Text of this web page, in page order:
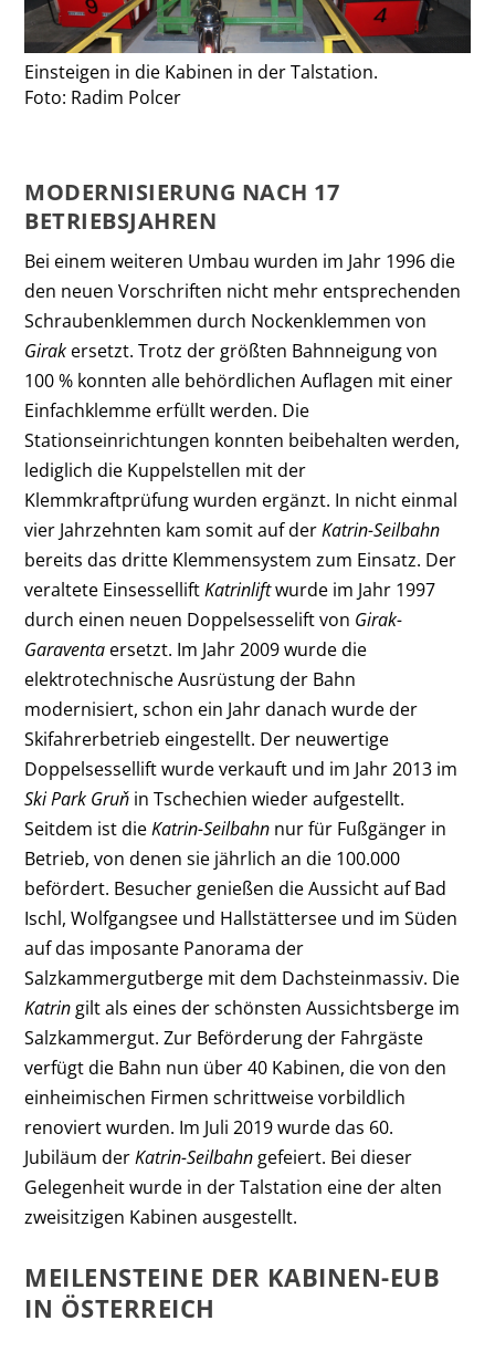
Einsteigen in die Kabinen in der Talstation.
Foto: Radim Polcer
MODERNISIERUNG NACH 17
BETRIEBSJAHREN
Bei einem weiteren Umbau wurden im Jahr 1996 die
den neuen Vorschriften nicht mehr entsprechenden
Schraubenklemmen durch Nockenklemmen von
Girak ersetzt. Trotz der größten Bahnneigung von
100 % konnten alle behördlichen Auflagen mit einer
Einfachklemme erfüllt werden. Die
Stationseinrichtungen konnten beibehalten werden,
lediglich die Kuppelstellen mit der
Klemmkraftprüfung wurden ergänzt. In nicht einmal
vier Jahrzehnten kam somit auf derKatrin-Seilbahn
bereits das dritte Klemmensystem zum Einsatz. Der
veraltete EinsesselliftKatrinliftwurde im Jahr 1997
durch einen neuen Doppelsesselift von Girak-
Garaventa ersetzt. Im Jahr 2009 wurde die
elektrotechnische Ausrüstung der Bahn
modernisiert, schon ein Jahr danach wurde der
Skifahrerbetrieb eingestellt. Der neuwertige
Doppelsessellift wurde verkauft und im Jahr 2013 im
Ski Park Gruň in Tschechien wieder aufgestellt.
Seitdem ist dieKatrin-Seilbahn nur für Fußgänger in
Betrieb, von denen sie jährlich an die 100.000
befördert. Besucher genießen die Aussicht auf Bad
Ischl, Wolfgangsee und Hallstättersee und im Süden
auf das imposante Panorama der
Salzkammergutberge mit dem Dachsteinmassiv. Die
Katringilt als eines der schönsten Aussichtsberge im
Salzkammergut. Zur Beförderung der Fahrgäste
verfügt die Bahn nun über 40 Kabinen, die von den
einheimischen Firmen schrittweise vorbildlich
renoviert wurden. Im Juli 2019 wurde das 60.
Jubiläum derKatrin-Seilbahngefeiert. Bei dieser
Gelegenheit wurde in der Talstation eine der alten
zweisitzigen Kabinen ausgestellt.
MEILENSTEINE DER KABINEN-EUB
IN ÖSTERREICH